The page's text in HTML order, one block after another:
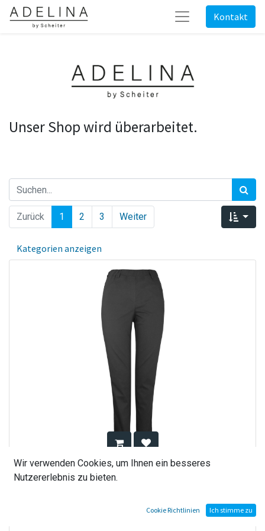
Kontakt
Unser Shop wird überarbeitet.
Zurück 1 2 3 Weiter
Kategorien anzeigen
979733-2-999-69356
Not Available
Wir verwenden Cookies, um Ihnen ein besseres
Nutzererlebnis zu bieten.
Cookie Richtlinien Ich stimme zu